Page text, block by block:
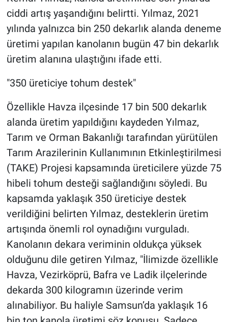
ciddi artış yaşandığını belirtti. Yılmaz, 2021
yılında yalnızca bin 250 dekarlık alanda deneme
üretimi yapılan kanolanın bugün 47 bin dekarlık
üretim alanına ulaştığını ifade etti.
"350 üreticiye tohum destek"
Özellikle Havza ilçesinde 17 bin 500 dekarlık
alanda üretim yapıldığını kaydeden Yılmaz,
Tarım ve Orman Bakanlığı tarafından yürütülen
Tarım Arazilerinin Kullanımının Etkinleştirilmesi
(TAKE) Projesi kapsamında üreticilere yüzde 75
hibeli tohum desteği sağlandığını söyledi. Bu
kapsamda yaklaşık 350 üreticiye destek
verildiğini belirten Yılmaz, desteklerin üretim
artışında önemli rol oynadığını vurguladı.
Kanolanın dekara veriminin oldukça yüksek
olduğunu dile getiren Yılmaz, "İlimizde özellikle
Havza, Vezirköprü, Bafra ve Ladik ilçelerinde
dekarda 300 kilogramın üzerinde verim
alınabiliyor. Bu haliyle Samsun’da yaklaşık 16